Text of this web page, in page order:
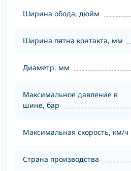
Ширина обода, дюйм
Ширина пятна контакта, мм
Диаметр, мм
Максимальное давление в
шине, бар
Максимальная скорость, км/ч
Страна производства